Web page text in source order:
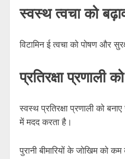
स्वस्थ त्वचा को
विटामिन ई त्वचा को पोषण और
प्रतिरक्षा प्रणाली
स्वस्थ प्रतिरक्षा प्रणाली को
में मदद करता है।
पुरानी बीमारियों के जोखिम को